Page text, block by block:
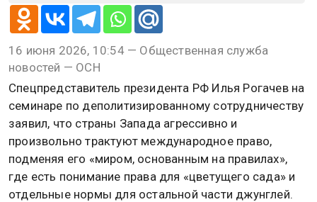
16 июня 2026, 10:54 — Общественная служба
новостей — ОСН
Спецпредставитель президента РФ Илья Рогачев на
семинаре по деполитизированному сотрудничеству
заявил, что страны Запада агрессивно и
произвольно трактуют международное право,
подменяя его «миром, основанным на правилах»,
где есть понимание права для «цветущего сада» и
отдельные нормы для остальной части джунглей.